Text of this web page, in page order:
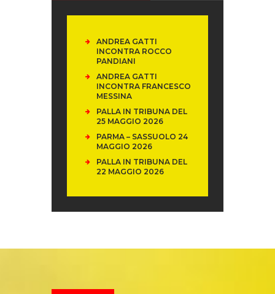
ANDREA GATTI
INCONTRA ROCCO
PANDIANI
ANDREA GATTI
INCONTRA FRANCESCO
MESSINA
PALLA IN TRIBUNA DEL
25 MAGGIO 2026
PARMA – SASSUOLO 24
MAGGIO 2026
PALLA IN TRIBUNA DEL
22 MAGGIO 2026